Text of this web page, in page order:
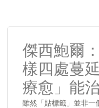
傑西鮑爾
樣四處蔓
療愈」能
雖然「貼標籤」並非一